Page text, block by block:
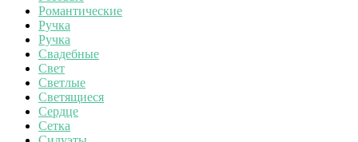
Романтические
Ручка
Ручка
Свадебные
Свет
Светлые
Светящиеся
Сердце
Сетка